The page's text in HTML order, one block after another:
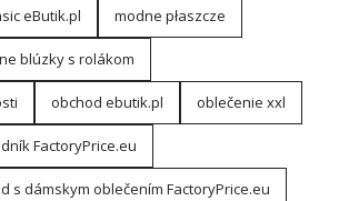
eButik.pl modne płaszcze
blúzky s rolákom
obchod ebutik.pl oblečenie xxl
FactoryPrice.eu
s dámskym oblečením FactoryPrice.eu